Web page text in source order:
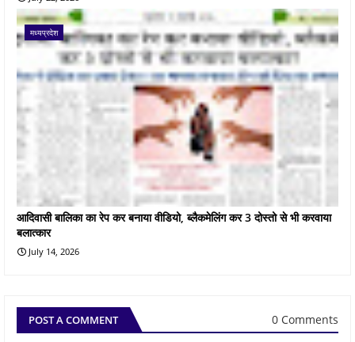
मध्यप्रदेश
आदिवासी बालिका का रेप कर बनाया वीडियो, ब्लैकमेलिंग कर 3 दोस्तो से भी करवाया
बलात्कार
July 14, 2026
POST A COMMENT 0 Comments